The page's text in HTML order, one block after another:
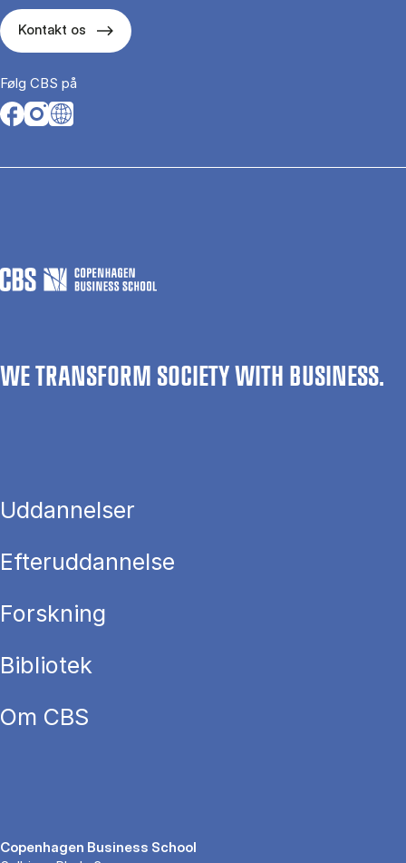
Kontakt os
Følg CBS på
Opens in a new tab
Opens in a new tab
Opens in a new tab
WE TRANSFORM SOCIETY WITH BUSINESS.
Uddannelser
Efteruddannelse
Forskning
Bibliotek
Om CBS
Copenhagen Business School